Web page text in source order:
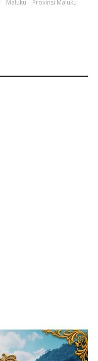
Maluku
Provinsi Maluku